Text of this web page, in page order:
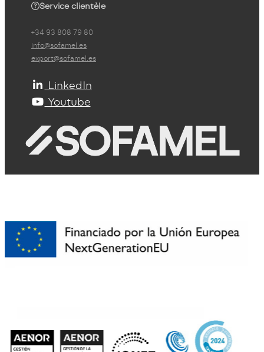
Service clientèle
+34 93 808 79 80
info@sofamel.es
export@sofamel.es
LinkedIn
Youtube